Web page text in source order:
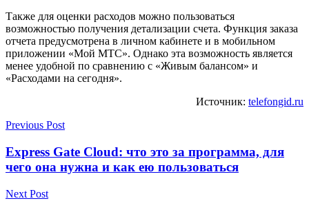
Также для оценки расходов можно пользоваться
возможностью получения детализации счета. Функция заказа
отчета предусмотрена в личном кабинете и в мобильном
приложении «Мой МТС». Однако эта возможность является
менее удобной по сравнению с «Живым балансом» и
«Расходами на сегодня».
Источник: telefongid.ru
Previous Post
Express Gate Cloud: что это за программа, для
чего она нужна и как ею пользоваться
Next Post